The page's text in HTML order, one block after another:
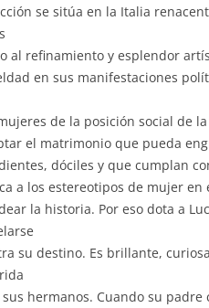
se sitúa en la Italia
al refinamiento y esplendor
en sus manifestaciones
de la posición social de
el matrimonio que pueda
dóciles y que cumplan
a los estereotipos de mujer en
la historia. Por eso dota a
su destino. Es brillante,
hermanos. Cuando su